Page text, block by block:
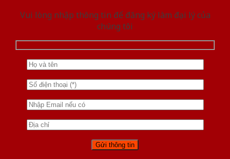
Vui lòng nhập thông tin để đăng ký làm đại lý của
chúng tôi